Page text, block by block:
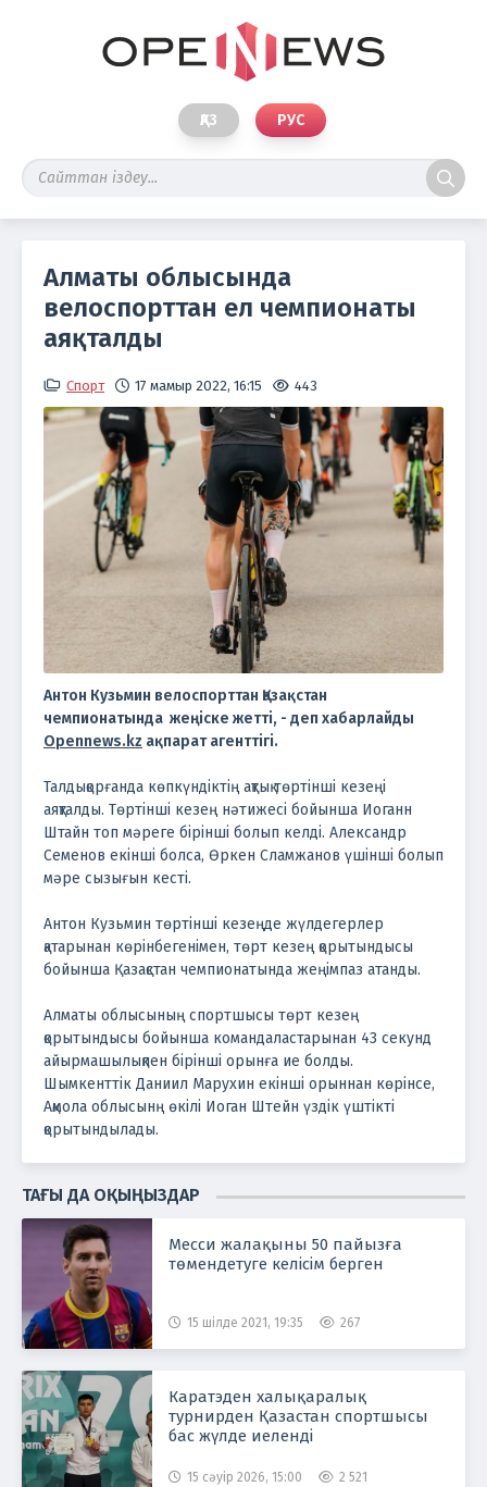
ҚАЗ РУС
Алматы облысында
велоспорттан ел чемпионаты
аяқталды
Спорт 17 мамыр 2022, 16:15 443
Антон Кузьмин велоспорттан Қазақстан
чемпионатында жеңіске жетті, - деп хабарлайды
Opennews.kz ақпарат агенттігі.
Талдықорғанда көпкүндіктің ақтық төртінші кезеңі
аяқталды. Төртінші кезең нәтижесі бойынша Иоганн
Штайн топ мәреге бірінші болып келді. Александр
Семенов екінші болса, Өркен Сламжанов үшінші болып
мәре сызығын кесті.
Антон Кузьмин төртінші кезеңде жүлдегерлер
қатарынан көрінбегенімен, төрт кезең қорытындысы
бойынша Қазақстан чемпионатында жеңімпаз атанды.
Алматы облысының спортшысы төрт кезең
қорытындысы бойынша командаластарынан 43 секунд
айырмашылықпен бірінші орынға ие болды.
Шымкенттік Даниил Марухин екінші орыннан көрінсе,
Ақмола облысынң өкілі Иоган Штейн үздік үштікті
қорытындылады.
ТАҒЫ ДА ОҚЫҢЫЗДАР
Месси жалақыны 50 пайызға
төмендетуге келісім берген
15 шілде 2021, 19:35 267
Каратэден халықаралық
турнирден Қазастан спортшысы
бас жүлде иеленді
15 сәуір 2026, 15:00 2 521